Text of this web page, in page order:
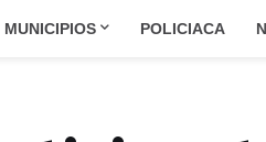
MUNICIPIOS POLICIACA